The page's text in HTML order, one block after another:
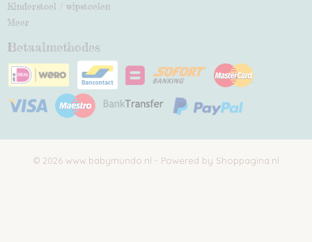
Kinderstoel / wipstoelen
Meer
Betaalmethodes
© 2026 www.babymundo.nl - Powered by Shoppagina.nl